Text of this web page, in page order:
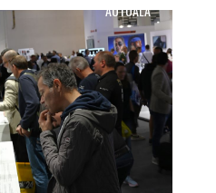
AUTOALA